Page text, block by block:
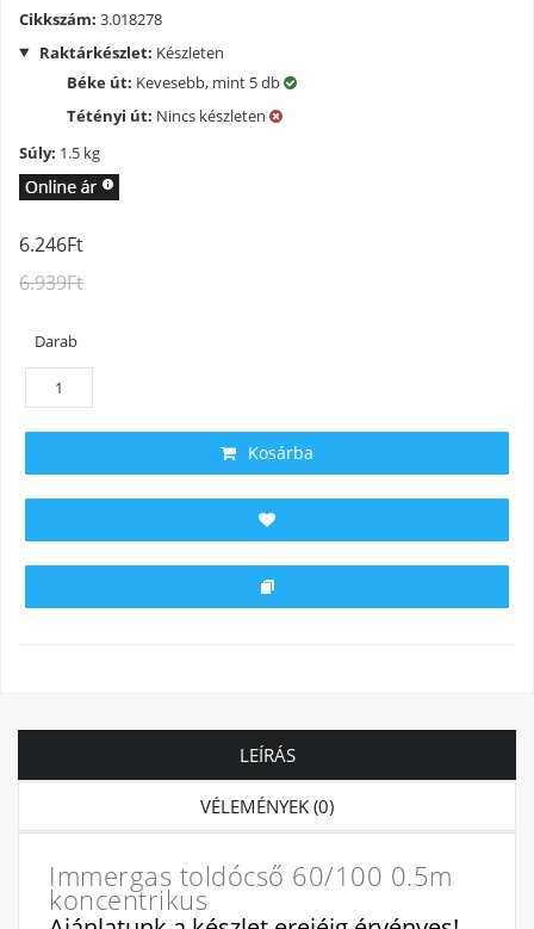
Cikkszám: 3.018278
Raktárkészlet: Készleten
Béke út: Kevesebb, mint 5 db
Tétényi út: Nincs készleten
Súly: 1.5 kg
6.246Ft
6.939Ft
Darab
Kosárba
LEÍRÁS
VÉLEMÉNYEK (0)
Immergas toldócső 60/100 0.5m
koncentrikus